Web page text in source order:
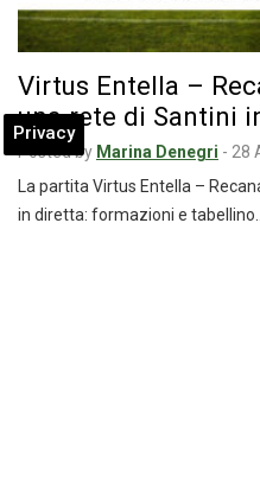
Virtus Entella –
una rete di Santini
Posted by Marina Denegri - 28
La partita Virtus Entella –
in diretta: formazioni e
Privacy